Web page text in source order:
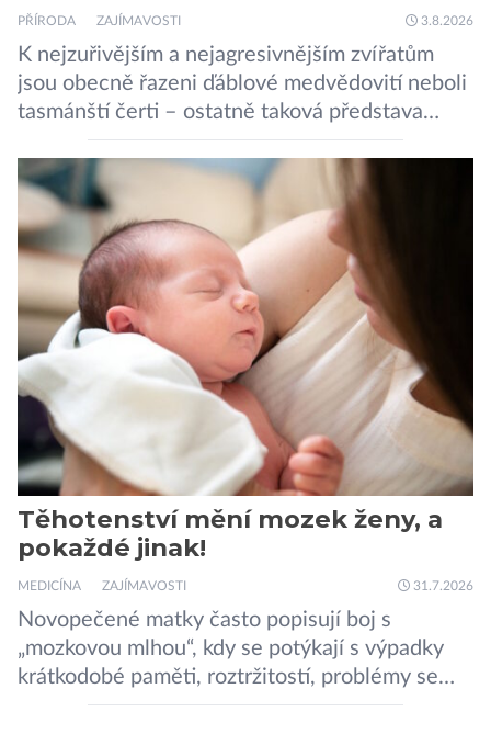
PŘÍRODA ZAJÍMAVOSTI 3.8.2026
K nejzuřivějším a nejagresivnějším zvířatům
jsou obecně řazeni ďáblové medvědovití neboli
tasmánští čerti – ostatně taková představa
vyplývá i z jejich názvu. Tito největší draví
vačnatci, vyskytující se dnes již výhradně na
ostrově Tasmánie, si však takovou nálepku
vůbec nezaslouží. Fakticky se totiž spíše než o
zákeřné a nebezpečné vzteklouny jedná o
plaché živočichy. Velikostně […]
Těhotenství mění mozek ženy, a
pokaždé jinak!
MEDICÍNA ZAJÍMAVOSTI 31.7.2026
Novopečené matky často popisují boj s
„mozkovou mlhou“, kdy se potýkají s výpadky
krátkodobé paměti, roztržitostí, problémy se
vyjádřit či neschopností udržet pozornost. Tyto